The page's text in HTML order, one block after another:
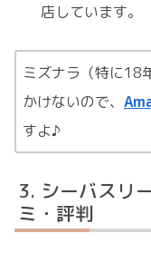
店しています。
ミズナラ（特に18
かけないので、
すよ♪
シーバスリ
ミ・評判